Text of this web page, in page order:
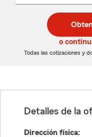
de
5
dígitos
de
5
dígitos
o
Todas las cotizaciones y
Detalles de la
Dirección física: